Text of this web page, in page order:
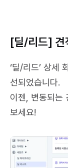
[딜/리드] 견
‘딜/리드’ 상세
선되었습니다.
이젠, 변동되는
보세요!